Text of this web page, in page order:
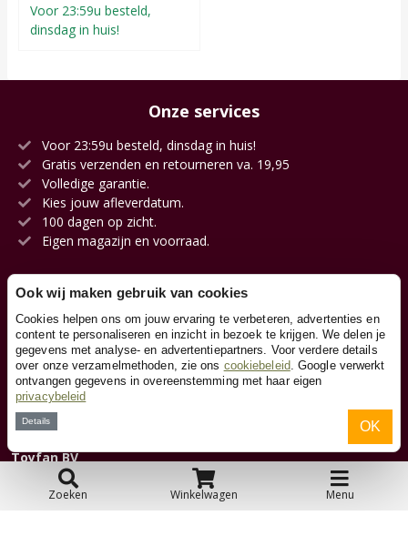
Zoeken Winkelwagen Menu
Voor 23:59u besteld,
dinsdag in huis!
Onze services
Voor 23:59u besteld, dinsdag in huis!
Gratis verzenden en retourneren va. 19,95
Volledige garantie.
Kies jouw afleverdatum.
100 dagen op zicht.
Eigen magazijn en voorraad.
Contact
Over ons
Toyfan BV
Loopfiets.be
Waterwinweg 9
Ook wij maken gebruik van cookies
Cookies helpen ons om jouw ervaring te verbeteren, advertenties en
content te personaliseren en inzicht in bezoek te krijgen. We delen je
gegevens met analyse- en advertentiepartners. Voor verdere details
over onze verzamelmethoden, zie ons cookiebeleid. Google verwerkt
ontvangen gegevens in overeenstemming met haar eigen
privacybeleid
Details OK